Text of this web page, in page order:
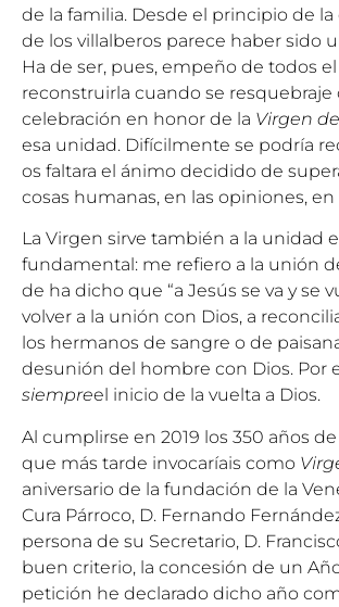
de la familia. Desde el principio de la
de los villalberos parece haber sido
Ha de ser, pues, empeño de todos
reconstruirla cuando se resquebraje
celebración en honor de la Virgen
esa unidad. Difícilmente se podría
os faltara el ánimo decidido de
cosas humanas, en las opiniones,
La Virgen sirve también a la unidad
fundamental: me refiero a la unión
de ha dicho que “a Jesús se va y se
volver a la unión con Dios, a
los hermanos de sangre o de
desunión del hombre con Dios. Por
siempreel inicio de la vuelta a Dios.
Al cumplirse en 2019 los 350 años
que más tarde invocaríais como
aniversario de la fundación de la
Cura Párroco, D. Fernando
persona de su Secretario, D.
buen criterio, la concesión de un
petición he declarado dicho año